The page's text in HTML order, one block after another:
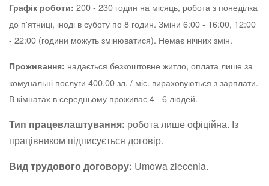
Графік роботи: 200 - 230 годин на місяць, робота з понеділка
до п'ятниці, іноді в суботу по 8 годин. Зміни 6:00 - 16:00, 12:00
- 22:00 (години можуть змінюватися). Немає нічних змін.
Проживання: надається безкоштовне житло, оплата лише за
комунальні послуги 400,00 зл. / міс. вираховуються з зарплати.
В кімнатах в середньому проживає 4 - 6 людей.
Тип працевлаштування: робота лише офіційна. Із
працівником підписується договір.
Вид трудового договору: Umowa zlecenia.